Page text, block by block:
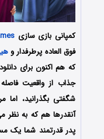
کمپانی بازی سازی
فوق العاده پرطرفدار و
که هم اکنون برای
جذاب از واقعیت
شگفتی بگذرانید،
آنقدرها هم که به
پدر قدرتمند شما یک